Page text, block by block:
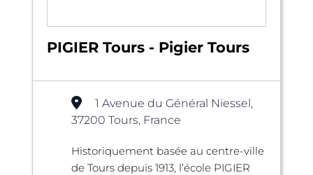
PIGIER Tours - Pigier Tours
1 Avenue du Général Niessel,
37200 Tours, France
Historiquement basée au centre-ville
de Tours depuis 1913, l’école PIGIER